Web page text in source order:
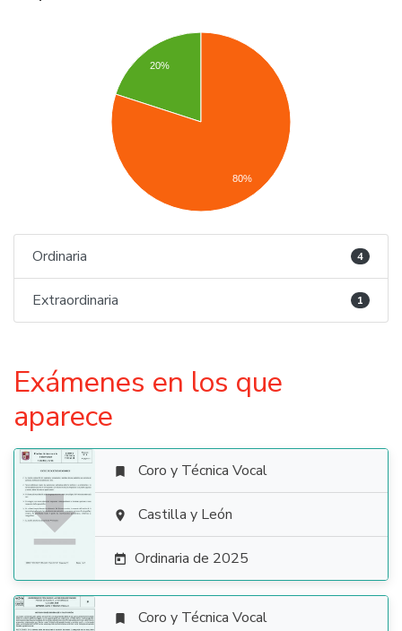
20%
80%
Ordinaria 4
Extraordinaria 1
Exámenes en los que
aparece

 Coro y Técnica Vocal
 Castilla y León
 Ordinaria de 2025
 Coro y Técnica Vocal